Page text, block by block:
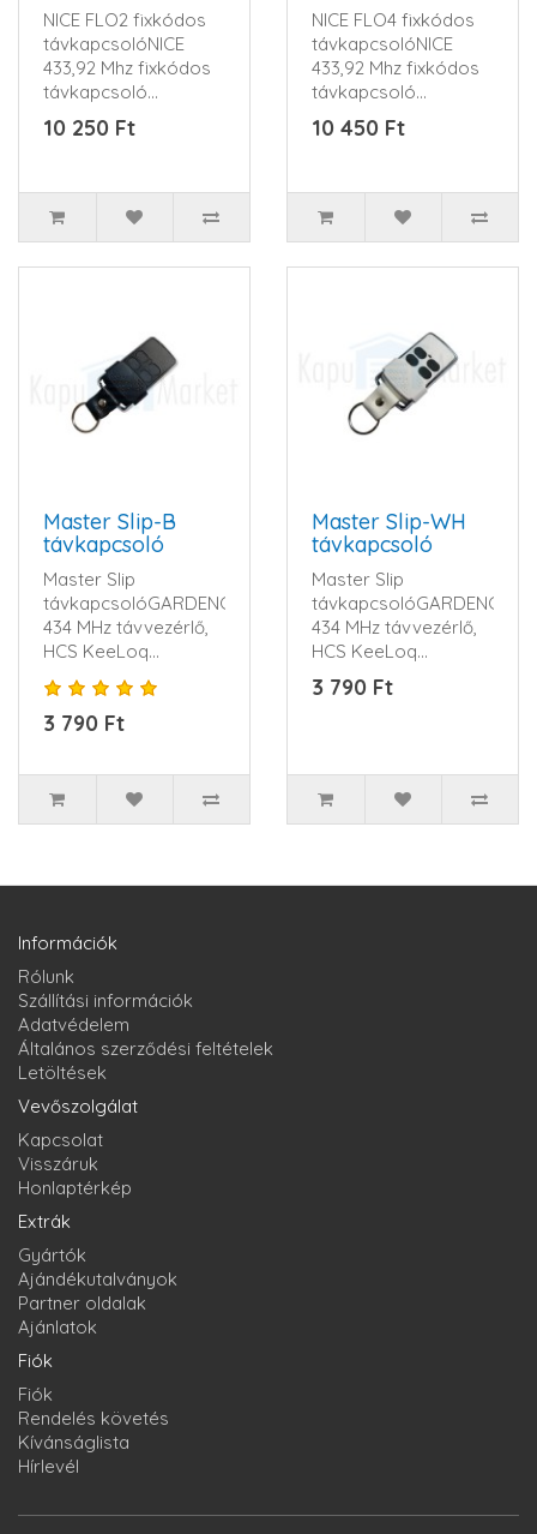
NICE FLO2 fixkódos
távkapcsolóNICE
433,92 Mhz fixkódos
távkapcsoló...
10 250 Ft
NICE FLO4 fixkódos
távkapcsolóNICE
433,92 Mhz fixkódos
távkapcsoló...
10 450 Ft
Master Slip-B
távkapcsoló
Master Slip
távkapcsolóGARDENGATE
434 MHz távvezérlő,
HCS KeeLoq
ugrókód, 4 csatorna,
3 V CR2032 ele..
3 790 Ft
Master Slip-WH
távkapcsoló
Master Slip
távkapcsolóGARDENGATE
434 MHz távvezérlő,
HCS KeeLoq
ugrókód, 4 csatorna,
3 V CR2032 e..
3 790 Ft
Információk
Rólunk
Szállítási információk
Adatvédelem
Általános szerződési feltételek
Letöltések
Vevőszolgálat
Kapcsolat
Visszáruk
Honlaptérkép
Extrák
Gyártók
Ajándékutalványok
Partner oldalak
Ajánlatok
Fiók
Fiók
Rendelés követés
Kívánságlista
Hírlevél